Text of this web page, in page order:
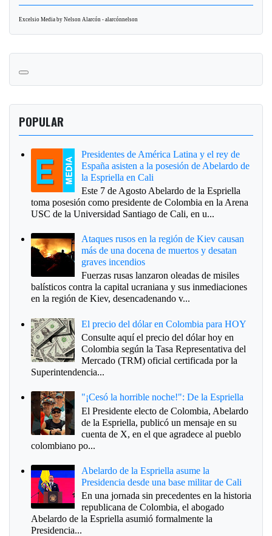
Excelsio Media by Nelson Alarcón - alarcónnelson
POPULAR
Presidentes de América Latina y el rey de
España asisten a la posesión de Abelardo de
la Espriella en Cali
Este 7 de Agosto Abelardo de la Espriella
toma posesión como presidente de Colombia en la Arena
USC de la Universidad Santiago de Cali, en u...
Ataques rusos en la región de Kiev causan
más de una docena de muertos y desatan
graves incendios
Fuerzas rusas lanzaron oleadas de misiles
balísticos contra la capital ucraniana y sus inmediaciones
en la región de Kiev, desencadenando v...
El precio del dólar en Colombia para HOY
Consulte aquí el precio del dólar hoy en
Colombia según la Tasa Representativa del
Mercado (TRM) oficial certificada por la
Superintendencia...
"¡Cesó la horrible noche!": De la Espriella
El Presidente electo de Colombia, Abelardo
de la Espriella, publicó un mensaje en su
cuenta de X, en el que agradece al pueblo
colombiano po...
Abelardo de la Espriella asume la
Presidencia desde una base militar de Cali
En una jornada sin precedentes en la historia
republicana de Colombia, el abogado
Abelardo de la Espriella asumió formalmente la
Presidencia...